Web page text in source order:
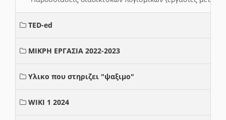
TED-ed
ΜΙΚΡΗ ΕΡΓΑΣΙΑ 2022-2023
Υλικο που στηριζει "ψαξιμο"
WIKI 1 2024